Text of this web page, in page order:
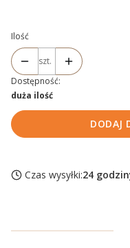
Ilość
szt.
Dostępność:
duża ilość
DODAJ
Czas wysyłki:24